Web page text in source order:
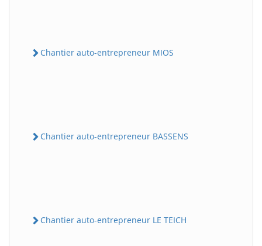
Chantier auto-entrepreneur MIOS
Chantier auto-entrepreneur BASSENS
Chantier auto-entrepreneur LE TEICH